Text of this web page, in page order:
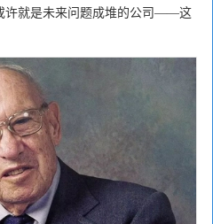
许就是未来问题成堆的公司——这